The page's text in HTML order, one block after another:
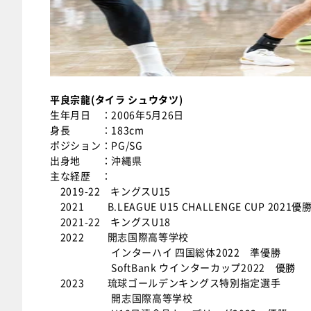
平良宗龍(タイラ シュウタツ)
生年月日 ：2006年5月26日
身長 ：183cm
ポジション：PG/SG
出身地 ：沖縄県
主な経歴 ：
2019-22 キングスU15
2021 B.LEAGUE U15 CHALLENGE CUP 2021優
2021-22 キングスU18
2022 開志国際高等学校
インターハイ 四国総体2022 準優勝
SoftBank ウインターカップ2022 優勝
2023 琉球ゴールデンキングス特別指定選手
開志国際高等学校